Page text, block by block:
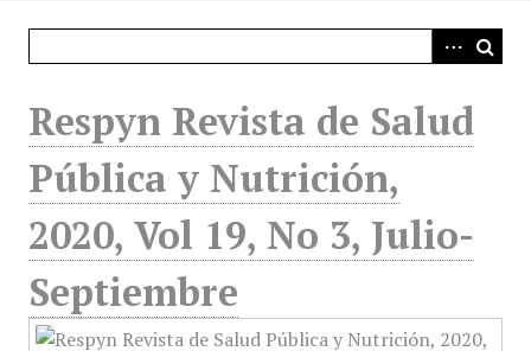
Respyn Revista de Salud
Pública y Nutrición,
2020, Vol 19, No 3, Julio-
Septiembre